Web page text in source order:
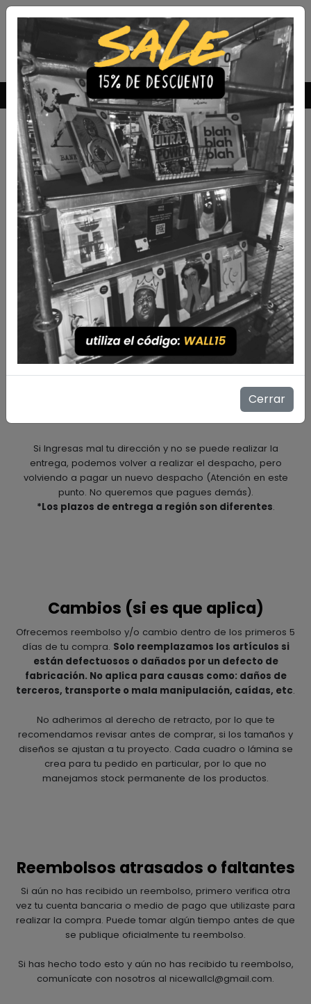
Envío Gratis a todo Chile comprando 3 o más productos
Al momento de comprar
En caso que el cuadro o set que compraste no se
encuentre disponible,
te contactaremos para ofrecer
una solución. En el caso de no estar conforme, te
devolveremos el dinero en el mismo medio de pago que
realizaste la compra.
Plazos de entrega
El plazo de entrega para la región metropolitana es de
desde el momento que se
Nuestro compromiso es entregarlos
Si Ingresas mal tu dirección y no se puede realizar la
entrega, podemos volver a realizar el despacho, pero
volviendo a pagar un nuevo despacho (Atención en este
punto. No queremos que pagues demás).
*Los plazos de entrega a región son diferentes.
Cambios (si es que aplica)
Ofrecemos reembolso y/o cambio dentro de los primeros 5
días de tu compra. Solo reemplazamos los artículos si
están defectuosos o dañados por un defecto de
fabricación. No aplica para causas como: daños de
terceros, transporte o mala manipulación, caídas, etc.
No adherimos al derecho de retracto, por lo que te
recomendamos revisar antes de comprar, si los tamaños y
diseños se ajustan a tu proyecto. Cada cuadro o lámina se
crea para tu pedido en particular, por lo que no
manejamos stock permanente de los productos.
Reembolsos atrasados o faltantes
Si aún no has recibido un reembolso, primero verifica otra
vez tu cuenta bancaria o medio de pago que utilizaste para
realizar la compra. Puede tomar algún tiempo antes de que
se publique oficialmente tu reembolso.
Si has hecho todo esto y aún no has recibido tu reembolso,
comunícate con nosotros al nicewallcl@gmail.com.
Cerrar